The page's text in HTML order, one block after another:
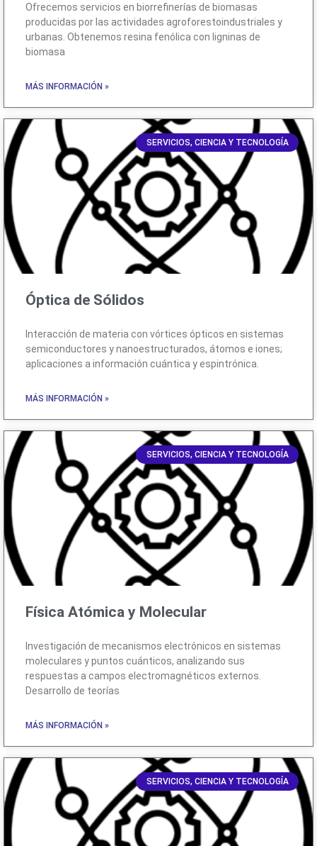
Ofrecemos servicios en biorrefinerías de biomasas
producidas por las actividades agroforestoindustriales y
urbanas. Obtenemos resina fenólica con ligninas de
biomasa
MÁS INFORMACIÓN »
SERVICIOS, CIENCIA Y TECNOLOGÍA
Óptica de Sólidos
Interacción de materia con vórtices ópticos en sistemas
semiconductores y nanoestructurados, átomos e iones;
aplicaciones a información cuántica y espintrónica.
MÁS INFORMACIÓN »
SERVICIOS, CIENCIA Y TECNOLOGÍA
Física Atómica y Molecular
Investigación de mecanismos electrónicos en sistemas
moleculares y puntos cuánticos, analizando sus
respuestas a campos electromagnéticos externos.
Desarrollo de teorías
MÁS INFORMACIÓN »
SERVICIOS, CIENCIA Y TECNOLOGÍA